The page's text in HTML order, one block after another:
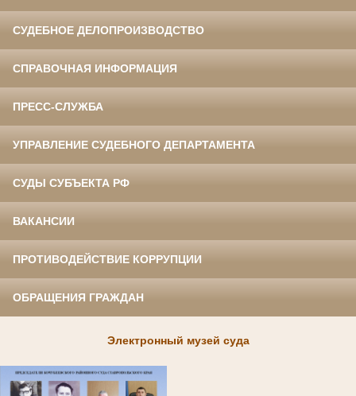
СУДЕБНОЕ ДЕЛОПРОИЗВОДСТВО
СПРАВОЧНАЯ ИНФОРМАЦИЯ
ПРЕСС-СЛУЖБА
УПРАВЛЕНИЕ СУДЕБНОГО ДЕПАРТАМЕНТА
СУДЫ СУБЪЕКТА РФ
ВАКАНСИИ
ПРОТИВОДЕЙСТВИЕ КОРРУПЦИИ
ОБРАЩЕНИЯ ГРАЖДАН
Электронный музей суда